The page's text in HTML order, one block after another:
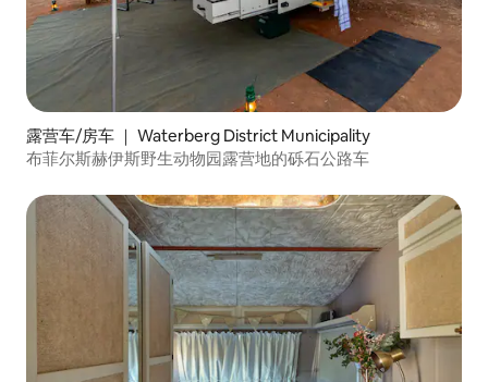
露营车/房车 ｜ Waterberg District Municipality
布菲尔斯赫伊斯野生动物园露营地的砾石公路车